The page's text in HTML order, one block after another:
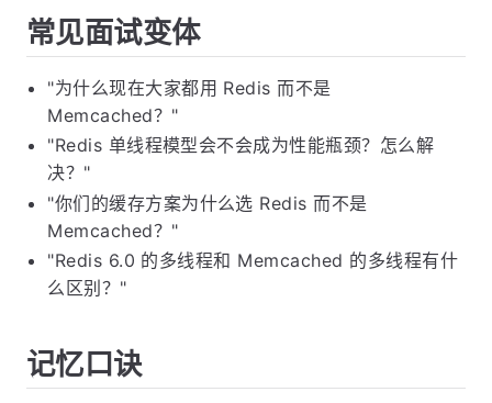
常见面试变体
"为什么现在大家都用 Redis 而不是
Memcached？"
"Redis 单线程模型会不会成为性能瓶颈？怎么解
决？"
"你们的缓存方案为什么选 Redis 而不是
Memcached？"
"Redis 6.0 的多线程和 Memcached 的多线程有什
么区别？"
记忆口诀